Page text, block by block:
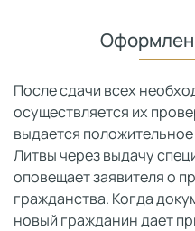
После сдачи всех
осуществляется их
выдается
Литвы через выдачу
оповещает заявителя о
гражданства. Когда
новый гражданин дает